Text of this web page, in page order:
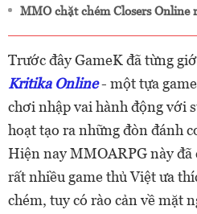
MMO chặt chém Closers Online
Trước đây GameK đã từng
Kritika Online- một tựa
chơi nhập vai hành động với
hoạt tạo ra những đòn đánh
Hiện nay MMOARPG này đã
rất nhiều game thủ Việt ưa
chém, tuy có rào cản về mặt